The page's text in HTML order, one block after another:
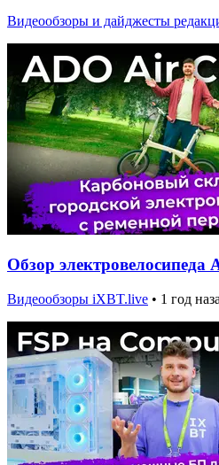
Видеообзоры и дайджесты
Обзор электровелосипеда
Видеообзоры iXBT.live • 1 год